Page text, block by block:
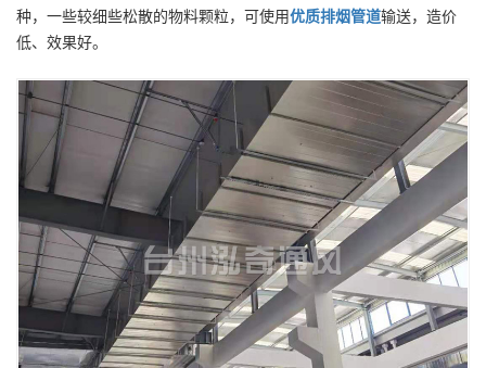
种，一些较细些松散的物料颗粒，可使用优质排烟管道输送，造价
低、效果好。